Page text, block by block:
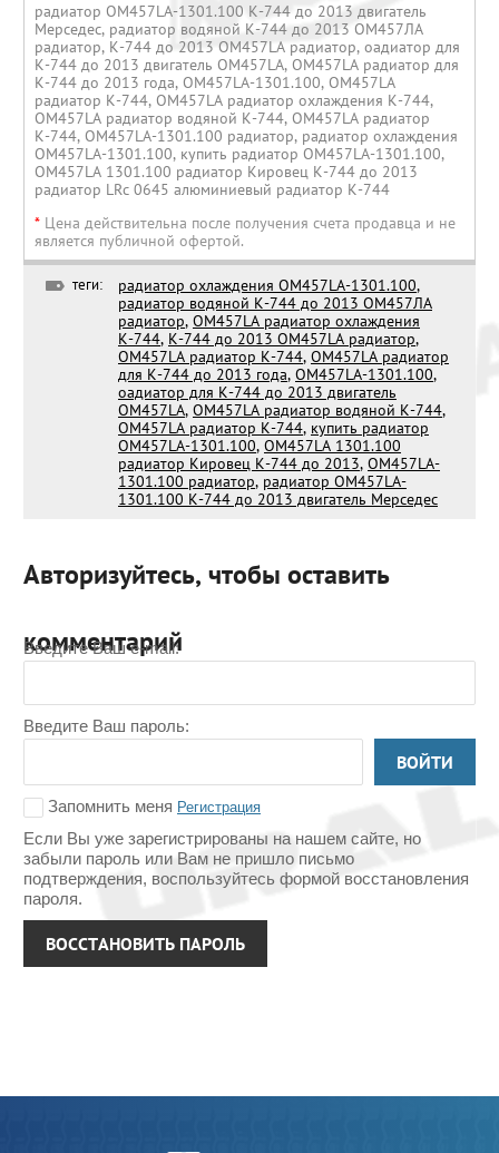
радиатор ОМ457LA-1301.100 К-744 до 2013 двигатель
Мерседес, радиатор водяной К-744 до 2013 ОМ457ЛА
радиатор, К-744 до 2013 OM457LA радиатор, оадиатор для
К-744 до 2013 двигатель OM457LA, OM457LA радиатор для
К-744 до 2013 года, ОМ457LA-1301.100, ОМ457LA
радиатор К-744, OM457LA радиатор охлаждения К-744,
OM457LA радиатор водяной К-744, OM457LA радиатор
К-744, ОМ457LA-1301.100 радиатор, радиатор охлаждения
ОМ457LA-1301.100, купить радиатор ОМ457LA-1301.100,
ОМ457LA 1301.100 радиатор Кировец К-744 до 2013
радиатор LRc 0645 алюминиевый радиатор К-744
* Цена действительна после получения счета продавца и не
является публичной офертой.
теги: радиатор охлаждения ОМ457LA-1301.100,
радиатор водяной К-744 до 2013 ОМ457ЛА
радиатор, OM457LA радиатор охлаждения
К-744, К-744 до 2013 OM457LA радиатор,
OM457LA радиатор К-744, OM457LA радиатор
для К-744 до 2013 года, ОМ457LA-1301.100,
оадиатор для К-744 до 2013 двигатель
OM457LA, OM457LA радиатор водяной К-744,
ОМ457LA радиатор К-744, купить радиатор
ОМ457LA-1301.100, ОМ457LA 1301.100
радиатор Кировец К-744 до 2013, ОМ457LA-
1301.100 радиатор, радиатор ОМ457LA-
1301.100 К-744 до 2013 двигатель Мерседес
Авторизуйтесь, чтобы оставить
комментарий
Введите Ваш e-mail:
Введите Ваш пароль:
ВОЙТИ
Запомнить меня Регистрация
Если Вы уже зарегистрированы на нашем сайте, но
забыли пароль или Вам не пришло письмо
подтверждения, воспользуйтесь формой восстановления
пароля.
ВОССТАНОВИТЬ ПАРОЛЬ